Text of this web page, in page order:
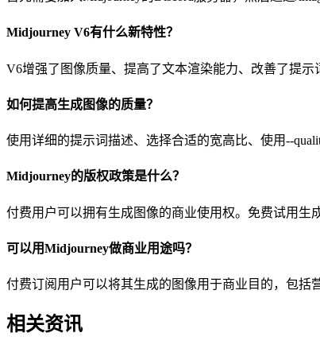
Midjourney V6有什么新特性？
V6增强了图像质量、提高了文本渲染能力、改善了提
如何提高生成图像的质量？
使用详细的提示词描述、选择合适的宽高比、使用--
Midjourney的版权政策是什么？
付费用户可以拥有生成图像的商业使用权。免费试用生
可以用Midjourney做商业用途吗？
付费订阅用户可以将其生成的图像用于商业目的，包括
相关资讯